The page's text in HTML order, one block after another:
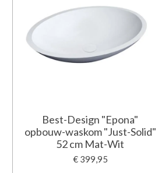
Best-Design "Epona"
opbouw-waskom "Just-Solid"
52 cm Mat-Wit
€ 399,95